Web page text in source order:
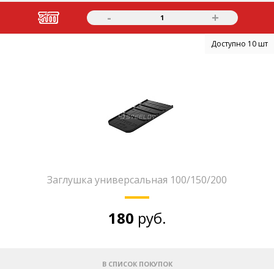
- 1 +
Доступно 10 шт
Заглушка универсальная 100/150/200
180 руб.
В СПИСОК ПОКУПОК